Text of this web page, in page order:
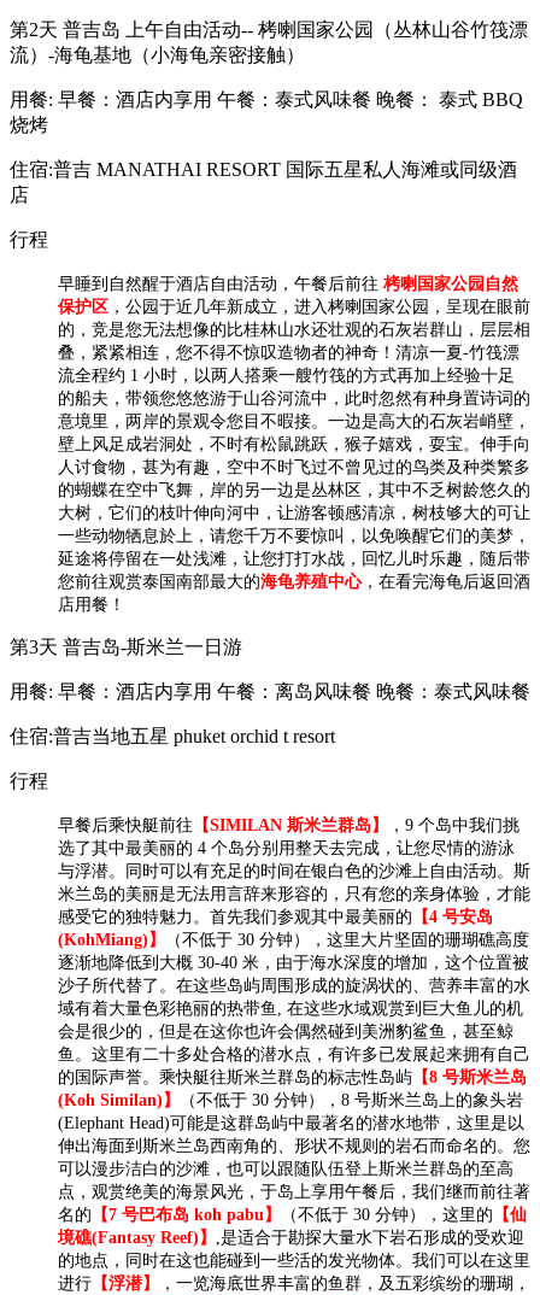
第2天 普吉岛 上午自由活动-- 栲喇国家公园（丛林山谷竹筏漂
流）-海龟基地（小海龟亲密接触）
用餐: 早餐：酒店内享用 午餐：泰式风味餐 晚餐： 泰式 BBQ
烧烤
住宿:普吉 MANATHAI RESORT 国际五星私人海滩或同级酒
店
行程
早睡到自然醒于酒店自由活动，午餐后前往 栲喇国家公园自然
保护区 ，公园于近几年新成立，进入栲喇国家公园，呈现在眼前
的，竞是您无法想像的比桂林山水还壮观的石灰岩群山，层层相
叠，紧紧相连，您不得不惊叹造物者的神奇！清凉一夏-竹筏漂
流全程约 1 小时，以两人搭乘一艘竹筏的方式再加上经验十足
的船夫，带领您悠悠游于山谷河流中，此时忽然有种身置诗词的
意境里，两岸的景观令您目不暇接。一边是高大的石灰岩峭壁，
壁上风足成岩洞处，不时有松鼠跳跃，猴子嬉戏，耍宝。伸手向
人讨食物，甚为有趣，空中不时飞过不曾见过的鸟类及种类繁多
的蝴蝶在空中飞舞，岸的另一边是丛林区，其中不乏树龄悠久的
大树，它们的枝叶伸向河中，让游客顿感清凉，树枝够大的可让
一些动物牺息於上，请您千万不要惊叫，以免唤醒它们的美梦，
延途将停留在一处浅滩，让您打打水战，回忆儿时乐趣，随后带
您前往观赏泰国南部最大的海龟养殖中心，在看完海龟后返回酒
店用餐！
第3天 普吉岛-斯米兰一日游
用餐: 早餐：酒店内享用 午餐：离岛风味餐 晚餐：泰式风味餐
住宿:普吉当地五星 phuket orchid t resort
行程
早餐后乘快艇前往 【SIMILAN 斯米兰群岛】
，9 个岛中我们挑
选了其中最美丽的 4 个岛分别用整天去完成，让您尽情的游泳
与浮潜。同时可以有充足的时间在银白色的沙滩上自由活动。斯
米兰岛的美丽是无法用言辞来形容的，只有您的亲身体验，才能
感受它的独特魅力。首先我们参观其中最美丽的 【4 号安岛
(KohMiang)】
（不低于 30 分钟），这里大片坚固的珊瑚礁高度
逐渐地降低到大概 30-40 米，由于海水深度的增加，这个位置被
沙子所代替了。在这些岛屿周围形成的旋涡状的、营养丰富的水
域有着大量色彩艳丽的热带鱼, 在这些水域观赏到巨大鱼儿的机
会是很少的，但是在这你也许会偶然碰到美洲豹鲨鱼，甚至鲸
鱼。这里有二十多处合格的潜水点，有许多已发展起来拥有自己
的国际声誉。乘快艇往斯米兰群岛的标志性岛屿 【8 号斯米兰岛
(Koh Similan)】
（不低于 30 分钟），8 号斯米兰岛上的象头岩
(Elephant Head)可能是这群岛屿中最著名的潜水地带，这里是以
伸出海面到斯米兰岛西南角的、形状不规则的岩石而命名的。您
可以漫步洁白的沙滩，也可以跟随队伍登上斯米兰群岛的至高
点，观赏绝美的海景风光，于岛上享用午餐后，我们继而前往著
名的 【7 号巴布岛 koh pabu】 （不低于 30 分钟），这里的 【仙
境礁(Fantasy Reef)】
,是适合于勘探大量水下岩石形成的受欢迎
的地点，同时在这也能碰到一些活的发光物体。我们可以在这里
进行 【浮潜】
，一览海底世界丰富的鱼群，及五彩缤纷的珊瑚，